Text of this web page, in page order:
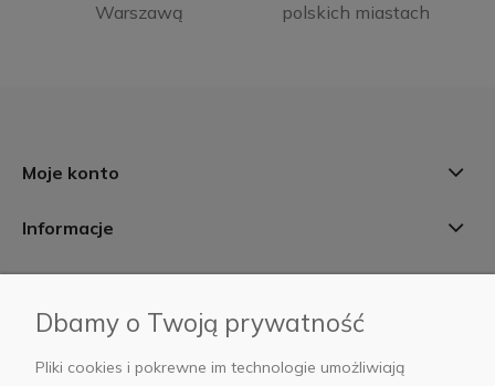
Warszawą
polskich miastach
Moje konto
Informacje
AB Foto
Dbamy o Twoją prywatność
Pliki cookies i pokrewne im technologie umożliwiają